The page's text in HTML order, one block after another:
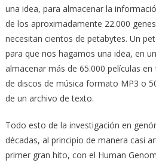
una idea, para almacenar la
de los aproximadamente 22.000
necesitan cientos de petabytes. Un
para que nos hagamos una idea, en
almacenar más de 65.000 películas
de discos de música formato MP3 o
de un archivo de texto.
Todo esto de la investigación en
décadas, al principio de manera casi
primer gran hito, con el Human